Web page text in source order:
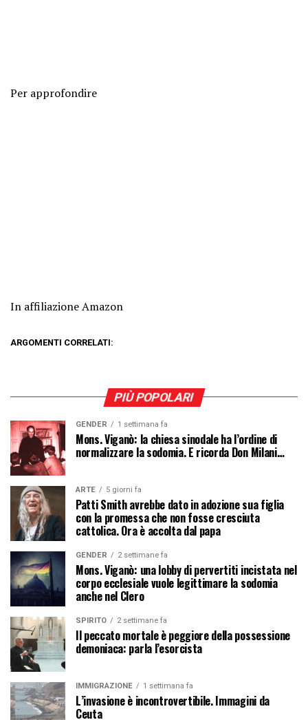
Per approfondire
In affiliazione Amazon
ARGOMENTI CORRELATI:
PIÙ POPOLARI
GENDER 1 settimana fa
Mons. Viganò: la chiesa sinodale ha l’ordine di
normalizzare la sodomia. E ricorda Don Milani…
ARTE 5 giorni fa
Patti Smith avrebbe dato in adozione sua figlia
con la promessa che non fosse cresciuta
cattolica. Ora è accolta dal papa
GENDER 2 settimane fa
Mons. Viganò: una lobby di pervertiti incistata nel
corpo ecclesiale vuole legittimare la sodomia
anche nel Clero
SPIRITO 2 settimane fa
Il peccato mortale è peggiore della possessione
demoniaca: parla l’esorcista
IMMIGRAZIONE 1 settimana fa
L’invasione è incontrovertibile. Immagini da
Ceuta